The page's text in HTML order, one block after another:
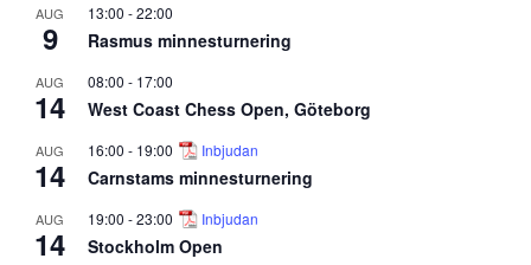
AUG
9
13:00 -22:00
Rasmus minnesturnering
AUG
14
08:00 - 17:00
West Coast Chess Open, Göteborg
AUG
14
16:00 - 19:00 Inbjudan
Carnstams minnesturnering
AUG
14
19:00 -23:00 Inbjudan
Stockholm Open